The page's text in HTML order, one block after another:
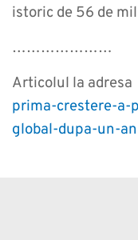
istoric de 56 de
…………………
Articolul la adresa
prima-crestere-
global-dupa-un-